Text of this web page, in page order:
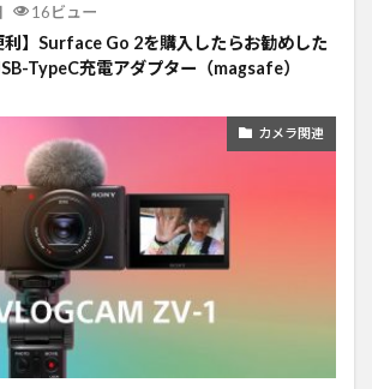
16ビュー
利】Surface Go 2を購入したらお勧めした
TypeC充電アダプター（magsafe）
カメラ関連